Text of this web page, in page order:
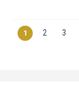
1 2 3